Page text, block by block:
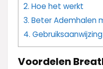
2. Hoe het werkt
3. Beter Ademhalen
4. Gebruiksaanwijzing
Voordelen